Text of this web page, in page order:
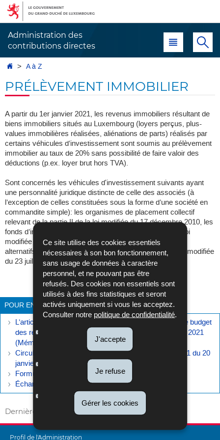
Ce site utilise des cookies essentiels
nécessaires à son bon fonctionnement,
sans usage de données à caractère
personnel, et ne pouvant pas être
refusés. Des cookies non essentiels sont
utilisés à des fins statistiques et seront
activés uniquement si vous les acceptez.
Consulter notre politique de confidentialité
J'accepte
Je refuse
Gérer les cookies
Aller
navigation
Aller
au
Administration des
contributions directes
Menu principal
AccueilA à Z
PRÉLÈVEMENT IMMOBILIER
A partir du 1er janvier 2021, les revenus immobiliers résultant de
biens immobiliers situés au Luxembourg (loyers perçus, plus-
values immobilières réalisées, aliénations de parts) réalisés par
certains véhicules d’investissement sont soumis au prélèvement
immobilier au taux de 20% sans possibilité de faire valoir des
déductions (p.ex. loyer brut hors TVA).
Sont concernés les véhicules d'investissement suivants ayant
une personnalité juridique distincte de celle des associés (à
l’exception de celles constituées sous la forme d’une société en
commandite simple): les organismes de placement collectif
relevant de la partie II de la loi modifiée du 17 décembre 2010, les
fonds d’investissement spécialisés («FIS») visés par la loi
modifiée du 13 février 2007 et les fonds d’investissement
alternatifs réservés («FIAR») visés à l’article 1er de la loi modifiée
du 23 juillet 2016.
Vers A à Z
POUR EN SAVOIR PLUS
L’article 4 de la loi du 19 décembre 2020 concernant le budget
des recettes et des dépenses de l’Etat pour l’exercice 2021
(Mémorial A - N° 1061 du 23 décembre 2020, page 8).
Circulaire du directeur des contributions PRE_IMM n°1 du 20
janvier 2022
(Pdf - 269 Ko)
Formulaires
Échanges électroniques
Dernière mise à jour
Profil de l'Administration